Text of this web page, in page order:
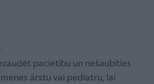
pacietību un nešaubīties
ārstu vai pediatru, lai